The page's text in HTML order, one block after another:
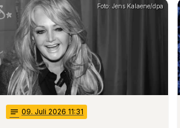
Foto: Jens Kalaene/dpa
notes 09. Juli 2026 11:31